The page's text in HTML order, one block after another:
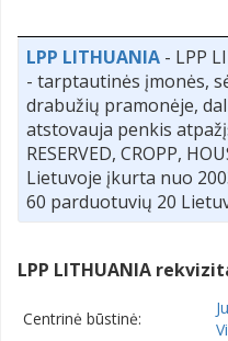
LPP LITHUANIA - LPP
- tarptautinės įmonės,
drabužių pramonėje,
atstovauja penkis
RESERVED, CROPP,
Lietuvoje įkurta nuo
60 parduotuvių 20
LPP LITHUANIA
Centrinė būstinė: